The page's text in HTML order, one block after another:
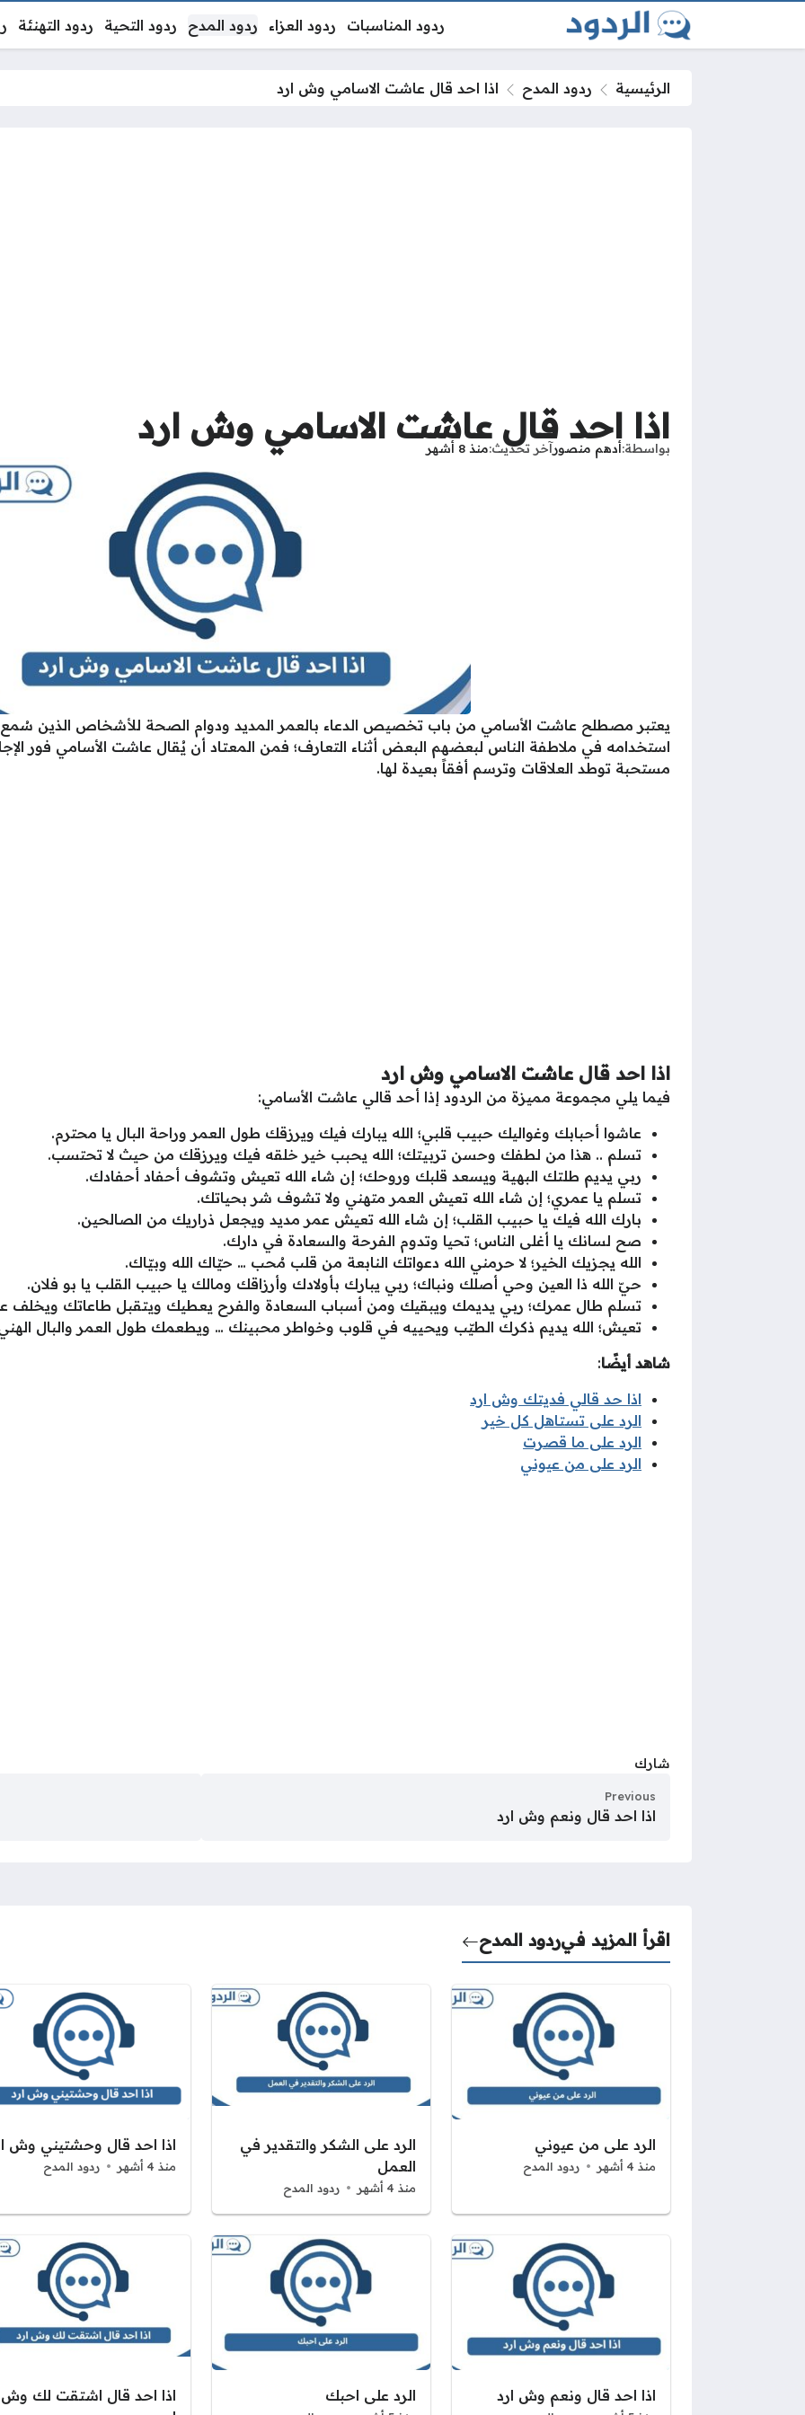
ردود المناسبات ردود العزاء ردود المدح ردود التحية ردود التهنئة
الرئيسية ردود المدح اذا احد قال عاشت الاسامي وش ارد
اذا احد قال عاشت الاسامي وش ارد
بواسطة أدهم منصورآخر تحديث منذ 8 أشهر
يعتبر مصطلح عاشت الأسامي من باب تخصيص الدعاء بالعمر المديد ودوام الصحة للأشخاص الذين سُمع
استخدامه في ملاطفة الناس لبعضهم البعض أثناء التعارف؛ فمن المعتاد أن يُقال عاشت الأسامي فور
مستحبة توطد العلاقات وترسم أفقاً بعيدة لها.
اذا احد قال عاشت الاسامي وش ارد
فيما يلي مجموعة مميزة من الردود إذا أحد قالي عاشت الأسامي:
عاشوا أحبابك وغواليك حبيب قلبي؛ الله يبارك فيك ويرزقك طول العمر وراحة البال يا محترم.
تسلم .. هذا من لطفك وحسن تربيتك؛ الله يحبب خير خلقه فيك ويرزقك من حيث لا تحتسب.
ربي يديم طلتك البهية ويسعد قلبك وروحك؛ إن شاء الله تعيش وتشوف أحفاد أحفادك.
تسلم يا عمري؛ إن شاء الله تعيش العمر متهني ولا تشوف شر بحياتك.
بارك الله فيك يا حبيب القلب؛ إن شاء الله تعيش عمر مديد ويجعل ذراريك من الصالحين.
صح لسانك يا أغلى الناس؛ تحيا وتدوم الفرحة والسعادة في دارك.
الله يجزيك الخير؛ لا حرمني الله دعواتك النابعة من قلب مُحب … حيّاك الله وبيّاك.
حيّ الله ذا العين وحي أصلك ونباك؛ ربي يبارك بأولادك وأرزاقك ومالك يا حبيب القلب يا بو فلان.
تسلم طال عمرك؛ ربي يديمك ويبقيك ومن أسباب السعادة والفرح يعطيك ويتقبل طاعاتك ويخلف
تعيش؛ الله يديم ذكرك الطيّب ويحييه في قلوب وخواطر محبينك … ويطعمك طول العمر والبال
شاهد أيضًا:
اذا حد قالي فديتك وش ارد
الرد على تستاهل كل خير
الرد على ما قصرت
الرد على من عيوني
شارك
Previous
اذا احد قال ونعم وش ارد
اقرأ المزيد فيردود المدح
الرد على من عيوني
منذ 4 أشهر ردود المدح
الرد على الشكر والتقدير في
العمل
منذ 4 أشهر ردود المدح
اذا احد قال وحشتيني وش
منذ 4 أشهر ردود المدح
اذا احد قال ونعم وش ارد الرد على احبك
اذا احد قال اشتقت لك وش